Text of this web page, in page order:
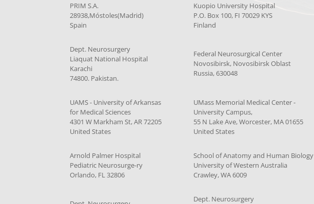
PRIM S.A.
28938,Móstoles(Madrid)
Spain
Kuopio University Hospital
P.O. Box 100, FI 70029 KYS
Finland
Dept. Neurosurgery
Liaquat National Hospital
Karachi
74800. Pakistan.
Federal Neurosurgical Center
Novosibirsk, Novosibirsk Oblast
Russia, 630048
UAMS - University of Arkansas
for Medical Sciences
4301 W Markham St, AR 72205
United States
UMass Memorial Medical Center -
University Campus,
55 N Lake Ave, Worcester, MA 01655
United States
Arnold Palmer Hospital
Pediatric Neurosurge-ry
Orlando, FL 32806
School of Anatomy and Human Biology
University of Western Australia
Crawley, WA 6009
Dept. Neurosurgery